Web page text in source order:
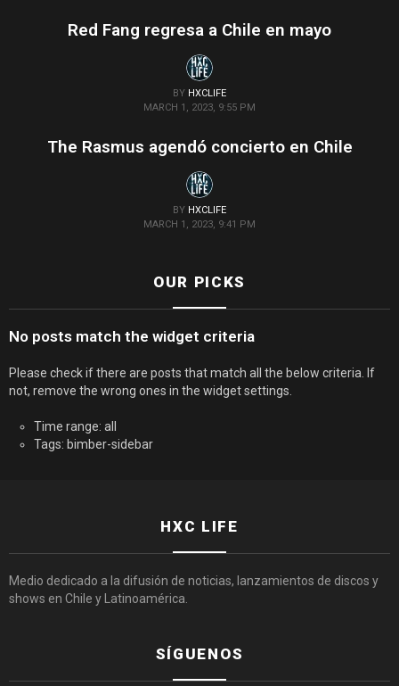
Red Fang regresa a Chile en mayo
BY HXCLIFE
MARCH 1, 2023, 9:55 PM
The Rasmus agendó concierto en Chile
BY HXCLIFE
MARCH 1, 2023, 9:41 PM
OUR PICKS
No posts match the widget criteria
Please check if there are posts that match all the below criteria. If
not, remove the wrong ones in the widget settings.
Time range: all
Tags: bimber-sidebar
HXC LIFE
Medio dedicado a la difusión de noticias, lanzamientos de discos y
shows en Chile y Latinoamérica.
SÍGUENOS